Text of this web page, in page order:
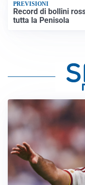
PREVISIONI
Record di bollini
tutta la Penisola